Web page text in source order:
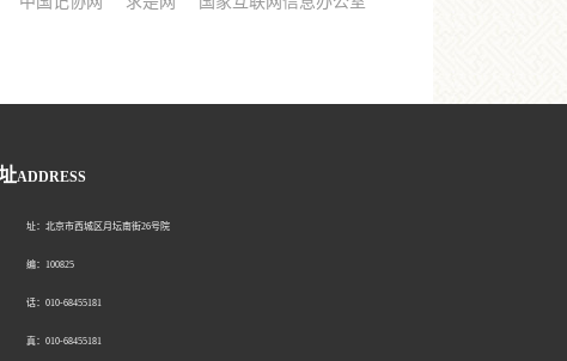
ADDRESS
：北京市西城区月坛南街26号院
：100825
：010-68455181
：010-68455181